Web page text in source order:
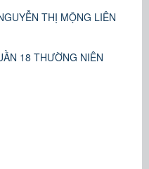
THỊ MỘNG LIÊN
18 THƯỜNG NIÊN